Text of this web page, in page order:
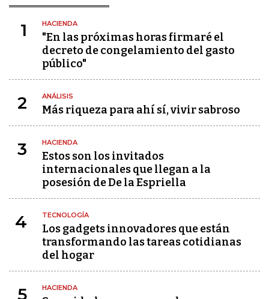
1 HACIENDA
"En las próximas horas firmaré el
decreto de congelamiento del gasto
público"
2 ANÁLISIS
Más riqueza para ahí sí, vivir sabroso
3 HACIENDA
Estos son los invitados
internacionales que llegan a la
posesión de De la Espriella
4 TECNOLOGÍA
Los gadgets innovadores que están
transformando las tareas cotidianas
del hogar
5 HACIENDA